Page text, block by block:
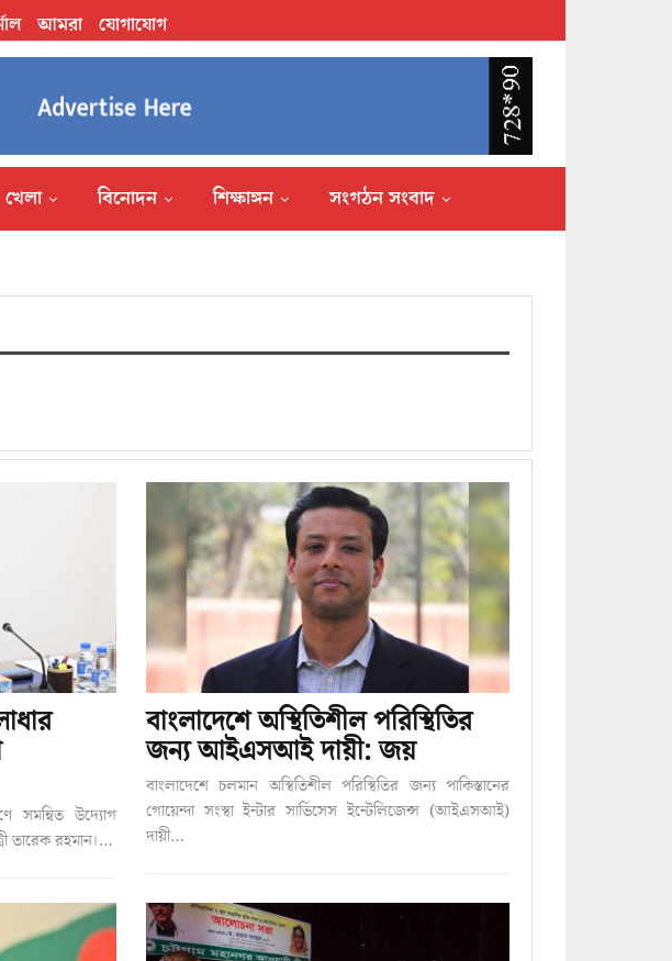
আমরা যোগাযোগ
খেলা বিনোদন শিক্ষাঙ্গন সংগঠন সংবাদ
সমন্বিত উদ্যোগ
তারেক রহমান।…
বাংলাদেশে অস্থিতিশীল পরিস্থিতির
জন্য আইএসআই দায়ী: জয়
বাংলাদেশে চলমান অস্থিতিশীল পরিস্থিতির জন্য পাকিস্তানের
গোয়েন্দা সংস্থা ইন্টার সার্ভিসেস ইন্টেলিজেন্স (আইএসআই)
দায়ী…